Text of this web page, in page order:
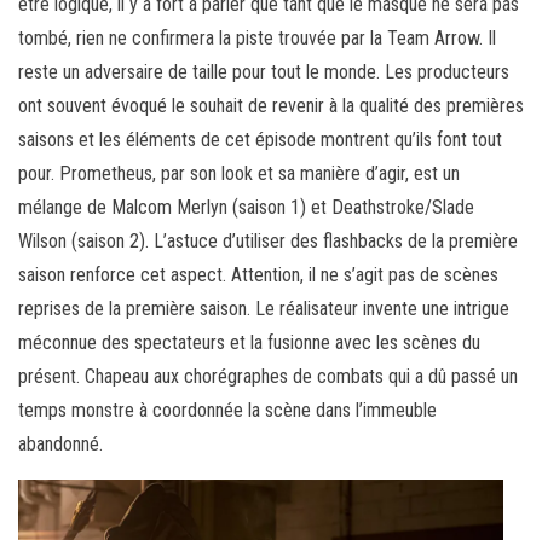
tombé, rien ne confirmera la piste trouvée par la Team Arrow. Il
reste un adversaire de taille pour tout le monde. Les producteurs
ont souvent évoqué le souhait de revenir à la qualité des premières
saisons et les éléments de cet épisode montrent qu’ils font tout
pour. Prometheus, par son look et sa manière d’agir, est un
mélange de Malcom Merlyn (saison 1) et Deathstroke/Slade
Wilson (saison 2). L’astuce d’utiliser des flashbacks de la première
saison renforce cet aspect. Attention, il ne s’agit pas de scènes
reprises de la première saison. Le réalisateur invente une intrigue
méconnue des spectateurs et la fusionne avec les scènes du
présent. Chapeau aux chorégraphes de combats qui a dû passé un
temps monstre à coordonnée la scène dans l’immeuble
abandonné.